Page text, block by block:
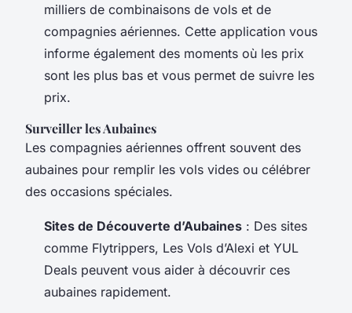
milliers de combinaisons de vols et de
compagnies aériennes. Cette application vous
informe également des moments où les prix
sont les plus bas et vous permet de suivre les
prix.
Surveiller les Aubaines
Les compagnies aériennes offrent souvent des
aubaines pour remplir les vols vides ou célébrer
des occasions spéciales.
Sites de Découverte d’Aubaines : Des sites
comme Flytrippers, Les Vols d’Alexi et YUL
Deals peuvent vous aider à découvrir ces
aubaines rapidement.